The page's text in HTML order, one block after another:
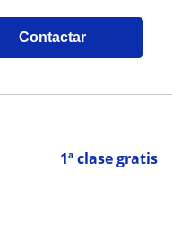
Contactar
1ª clase gratis